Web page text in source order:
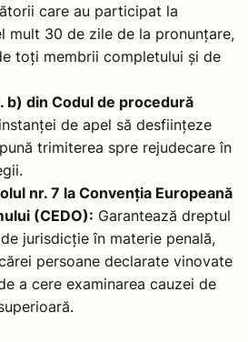
care au participat la
mult 30 de zile de la pronunțare,
toți membrii completului și de
b) din Codul de procedură
de apel să desființeze
trimiterea spre rejudecare în
nr. 7 la Convenția Europeană
(CEDO): Garantează dreptul
jurisdicție în materie penală,
persoane declarate vinovate
a cere examinarea cauzei de